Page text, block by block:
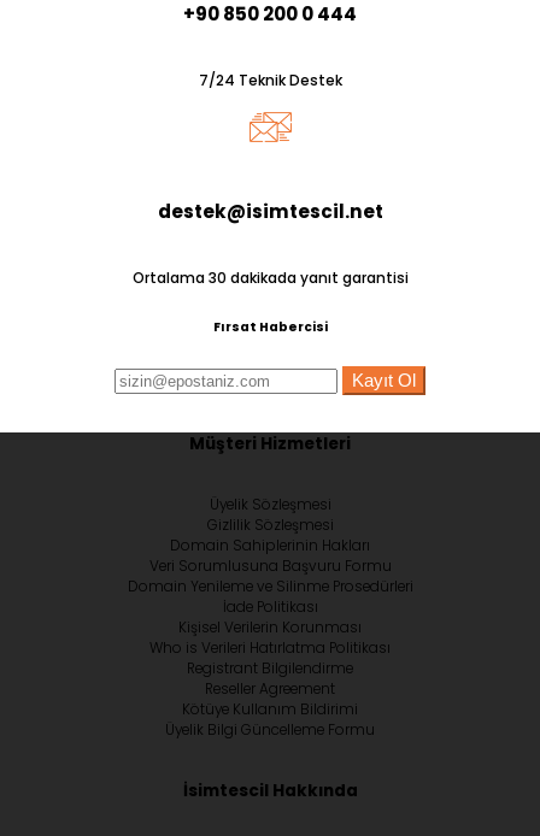
+90 850 200 0 444
7/24 Teknik Destek
destek@isimtescil.net
Ortalama 30 dakikada yanıt garantisi
Fırsat Habercisi
Kayıt Ol
Müşteri Hizmetleri
Üyelik Sözleşmesi
Gizlilik Sözleşmesi
Domain Sahiplerinin Hakları
Veri Sorumlusuna Başvuru Formu
Domain Yenileme ve Silinme Prosedürleri
İade Politikası
Kişisel Verilerin Korunması
Who is Verileri Hatırlatma Politikası
Registrant Bilgilendirme
Reseller Agreement
Kötüye Kullanım Bildirimi
Üyelik Bilgi Güncelleme Formu
İsimtescil Hakkında